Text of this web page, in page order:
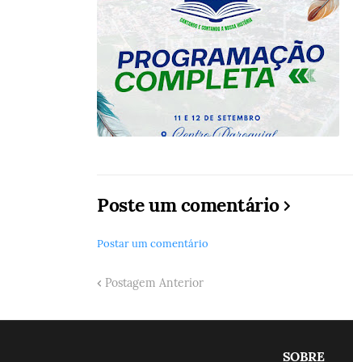
Poste um comentário
Postar um comentário
Postagem Anterior
SOBRE